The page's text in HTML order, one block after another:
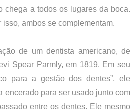
chega a todos os lugares da boca.
isso, ambos se complementam.
de um dentista americano, de
Spear Parmly, em 1819. Em seu
para a gestão dos dentes”, ele
encerado para ser usado junto com
entre os dentes. Ele mesmo